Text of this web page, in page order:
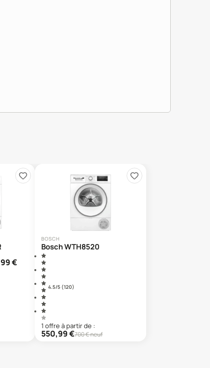
€
BOSCH
Bosch WTH8520
4.5/5 (120)
1 offre à partir de :
550,99€700€ neuf